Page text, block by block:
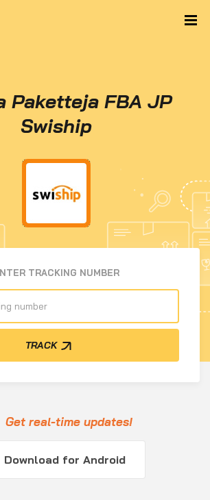
Paketteja FBA JP
Swiship
TRACKING NUMBER
TRACK
Get real-time updates!
Download for Android